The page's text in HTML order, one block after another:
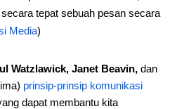
tepat sebuah pesan secara
Media)
Watzlawick, Janet Beavin, dan
prinsip-prinsip komunikasi
dapat membantu kita